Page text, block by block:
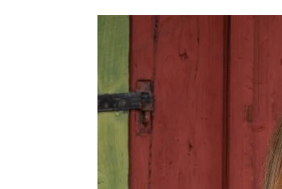
Inspiration und Tatendrang
Bewertung von Myrna
“Ich fand deinen Kurs mit so
Es war und ist für jeden
den eigenen Focus und Sinn
“Dies war mein erster
Wer einen Kurs sucht, der
diesem Kurs gut beraten!